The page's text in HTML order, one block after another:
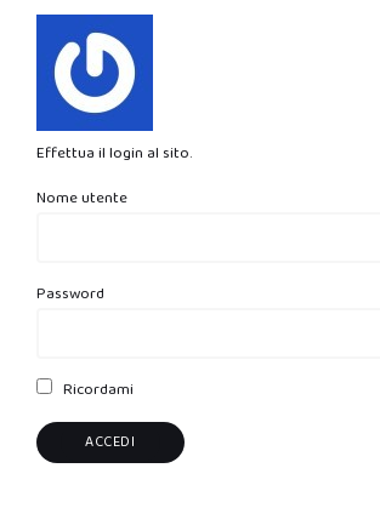
Effettua il login al sito.
Nome utente
Password
Ricordami